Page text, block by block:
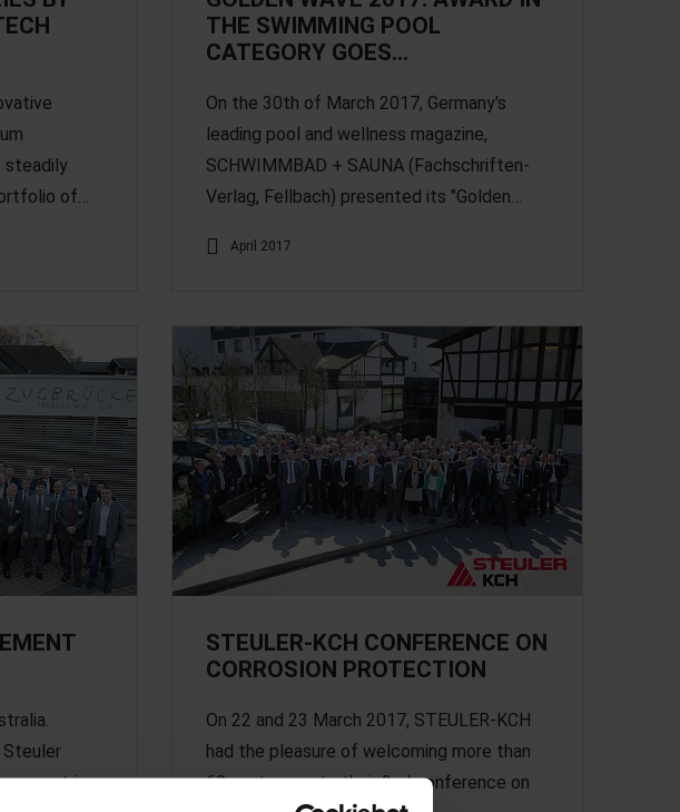
steadily
of…
THE SWIMMING POOL
CATEGORY GOES…
On the 30th of March 2017, Germany's
leading pool and wellness magazine,
SCHWIMMBAD + SAUNA (Fachschriften-
Verlag, Fellbach) presented its "Golden…
April 2017
countries
STEULER-KCH CONFERENCE ON
CORROSION PROTECTION
On 22 and 23 March 2017, STEULER-KCH
had the pleasure of welcoming more than
60 customers to their 2nd conference on